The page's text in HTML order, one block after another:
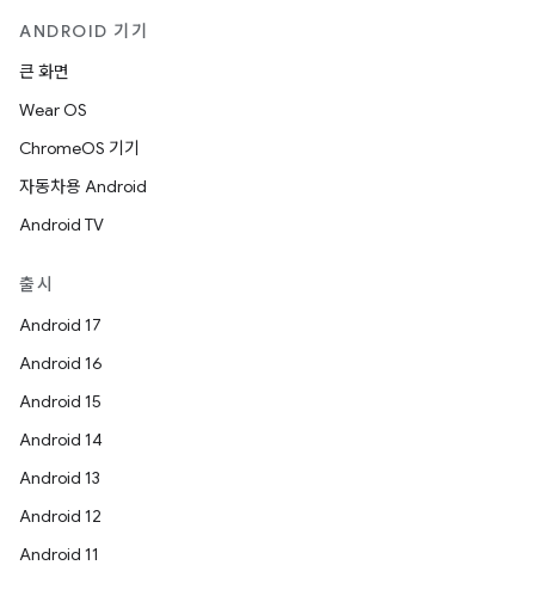
ANDROID 기기
큰 화면
Wear OS
ChromeOS 기기
자동차용 Android
Android TV
출시
Android 17
Android 16
Android 15
Android 14
Android 13
Android 12
Android 11